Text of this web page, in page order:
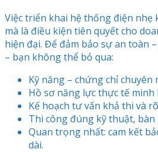
Việc triển khai hệ thống điện nhẹ
mà là điều kiện tiên quyết cho
hiện đại. Để đảm bảo sự an toàn
– bạn không thể bỏ qua:
Kỹ năng – chứng chỉ chuyên
Hồ sơ năng lực thực tế minh
Kế hoạch tư vấn khả thi và
Thi công đúng kỹ thuật, bàn
Quan trọng nhất: cam kết
dài.